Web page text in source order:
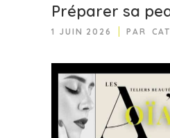
Préparer sa
1 JUIN 2026 PAR